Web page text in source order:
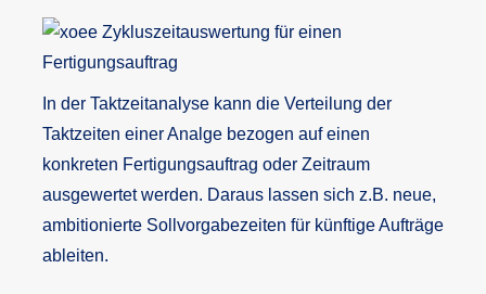
In der Taktzeitanalyse kann die Verteilung der
Taktzeiten einer Analge bezogen auf einen
konkreten Fertigungsauftrag oder Zeitraum
ausgewertet werden. Daraus lassen sich z.B. neue,
ambitionierte Sollvorgabezeiten für künftige Aufträge
ableiten.